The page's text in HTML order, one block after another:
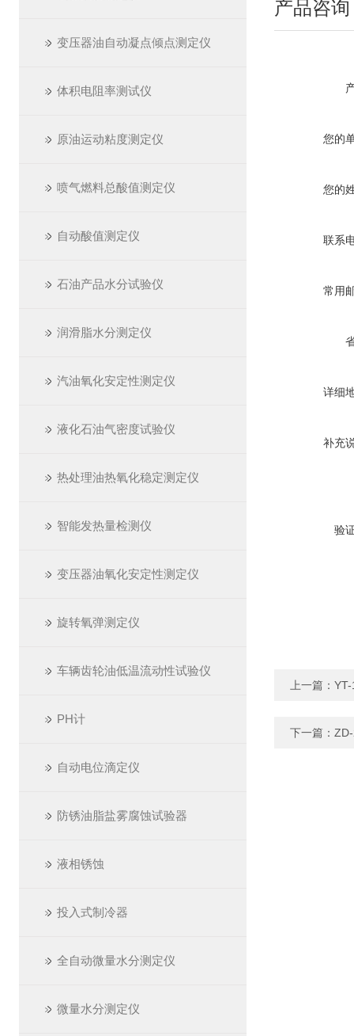
变压器油自动凝点倾点测定仪
体积电阻率测试仪
原油运动粘度测定仪
喷气燃料总酸值测定仪
自动酸值测定仪
石油产品水分试验仪
润滑脂水分测定仪
汽油氧化安定性测定仪
液化石油气密度试验仪
热处理油热氧化稳定测定仪
智能发热量检测仪
变压器油氧化安定性测定仪
旋转氧弹测定仪
车辆齿轮油低温流动性试验仪
PH计
自动电位滴定仪
防锈油脂盐雾腐蚀试验器
液相锈蚀
投入式制冷器
全自动微量水分测定仪
微量水分测定仪
产品咨询
您的
您的
联系
常用
详细
补充
验
上一篇：
下一篇：